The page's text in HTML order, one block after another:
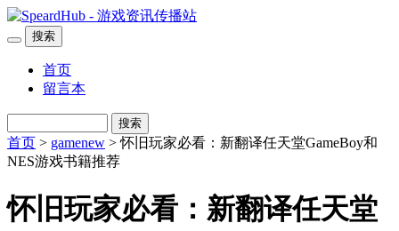
搜索
首页
留言本
搜索
首页 > gamenew > 怀旧玩家必看：新翻译任天堂GameBoy和
NES游戏书籍推荐
怀旧玩家必看：新翻译任天堂